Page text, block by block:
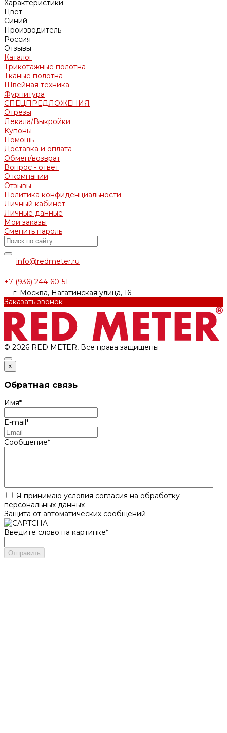
Характеристики
Цвет
Синий
Производитель
Россия
Отзывы
Каталог
Трикотажные полотна
Тканые полотна
Швейная техника
Фурнитура
СПЕЦПРЕДЛОЖЕНИЯ
Отрезы
Лекала/Выкройки
Купоны
Помощь
Доставка и оплата
Обмен/возврат
Вопрос - ответ
О компании
Отзывы
Политика конфиденциальности
Личный кабинет
Личные данные
Мои заказы
Сменить пароль
info@redmeter.ru
+7 (936) 244-60-51
г. Москва, Нагатинская улица, 16
Заказать звонок
© 2026 RED METER, Все права защищены
×
Обратная связь
Имя*
E-mail*
Сообщение*
Я принимаю условия согласия на обработку
персональных данных
Защита от автоматических сообщений
Введите слово на картинке*